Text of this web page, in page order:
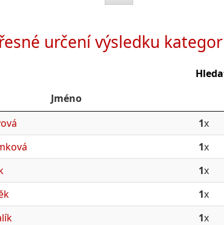
určení výsledku
Jméno
1x
1x
1x
1x
1x